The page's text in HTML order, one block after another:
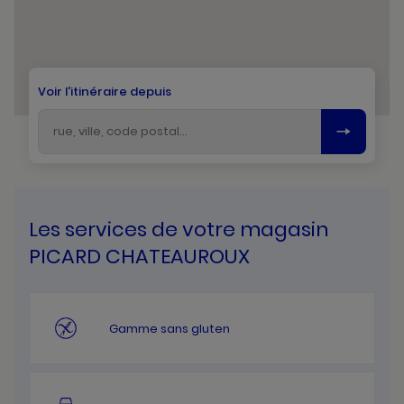
Voir l'itinéraire depuis
Les services de votre magasin
PICARD CHATEAUROUX
Gamme sans gluten